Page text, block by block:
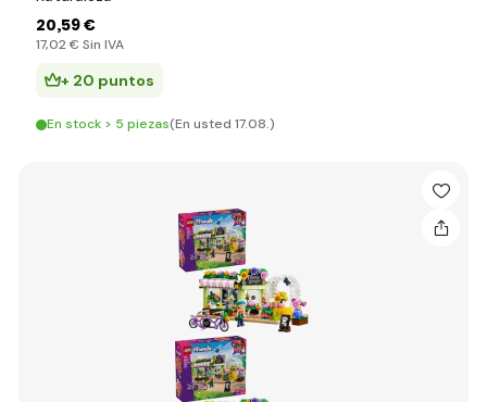
20,59 €
17,02 € Sin IVA
+ 20 puntos
En stock > 5 piezas(En usted 17.08.)